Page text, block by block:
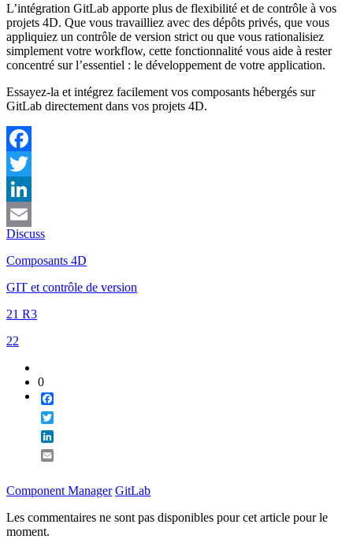
L’intégration GitLab apporte plus de flexibilité et de contrôle à vos
projets 4D. Que vous travailliez avec des dépôts privés, que vous
appliquiez un contrôle de version strict ou que vous rationalisiez
simplement votre workflow, cette fonctionnalité vous aide à rester
concentré sur l’essentiel : le développement de votre application.
Essayez-la et intégrez facilement vos composants hébergés sur
GitLab directement dans vos projets 4D.
Facebook
Twitter
LinkedIn
Email
Discuss
Composants 4D
GIT et contrôle de version
21 R3
22
0
Component Manager GitLab
Les commentaires ne sont pas disponibles pour cet article pour le
moment.